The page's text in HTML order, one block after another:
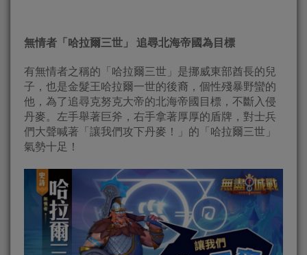
無情者「哈拉爾三世」 追尋北海帝國為目標
有無情者之稱的「哈拉爾三世」是挪威東部酋長的兒
子，也是金髮王哈拉爾一世的後裔，個性殘暴野蠻的
他，為了追尋克努克大帝的北海帝國目標，不斷入侵
丹麥。左手舉著巨斧，右手拿著厚厚的盾牌，對士兵
們大聲喊著「讓我們攻下丹麥！」的「哈拉爾三世」
氣勢十足！